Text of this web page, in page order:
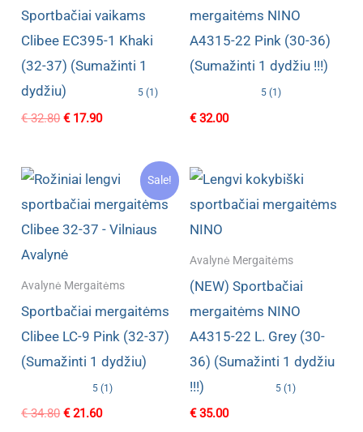
Sportbačiai vaikams
Clibee EC395-1 Khaki
(32-37) (Sumažinti 1
dydžiu)
5 (1)
€32.80 Original
€17.90Current
mergaitėms NINO
A4315-22 Pink (30-36)
(Sumažinti 1 dydžiu !!!)
5 (1)
€32.00
Sale!
Avalynė Mergaitėms
Sportbačiai mergaitėms
Clibee LC-9 Pink (32-37)
(Sumažinti 1 dydžiu)
5 (1)
€34.80 Original
€21.60Current
Avalynė Mergaitėms
(NEW) Sportbačiai
mergaitėms NINO
A4315-22 L. Grey (30-
36) (Sumažinti 1 dydžiu
!!!)
5 (1)
€35.00